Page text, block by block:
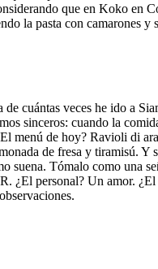
que en Koko en
la pasta con camarones y
de cuántas veces he ido a
sinceros: cuando la
menú de hoy? Ravioli di
de fresa y tiramisú. Y
suena. Tómalo como una
¿El personal? Un amor.